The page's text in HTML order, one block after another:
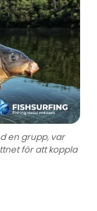
en grupp, var
för att koppla